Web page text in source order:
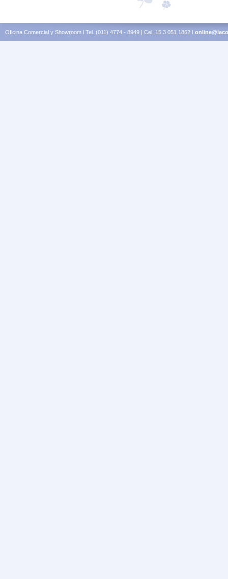
Oficina Comercial y Showroom l Tel. (011) 4774 - 8949 | Cel. 15 3 051 1862 l